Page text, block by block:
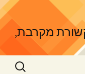
מקרבת,
חיפוש: